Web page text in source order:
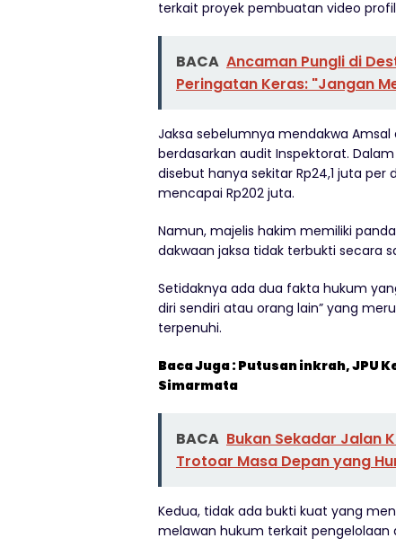
terkait proyek pembuatan video
BACA Ancaman Pungli di
Peringatan Keras: "Jangan
Jaksa sebelumnya mendakwa
berdasarkan audit Inspektorat.
disebut hanya sekitar Rp24,1 juta
mencapai Rp202 juta.
Namun, majelis hakim memiliki
dakwaan jaksa tidak terbukti secara
Setidaknya ada dua fakta hukum
diri sendiri atau orang lain” yang
terpenuhi.
Baca Juga : Putusan inkrah, JPU
Simarmata
BACA Bukan Sekadar Jalan
Trotoar Masa Depan yang
Kedua, tidak ada bukti kuat yang
melawan hukum terkait pengelolaan